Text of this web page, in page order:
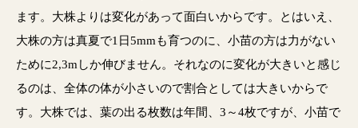
ます。大株よりは変化があって面白いからです。とはいえ、
大株の方は真夏で1日5mmも育つのに、小苗の方は力がない
ために2,3mしか伸びません。それなのに変化が大きいと感じ
るのは、全体の体が小さいので割合としては大きいからで
す。大株では、葉の出る枚数は年間、3～4枚ですが、小苗で